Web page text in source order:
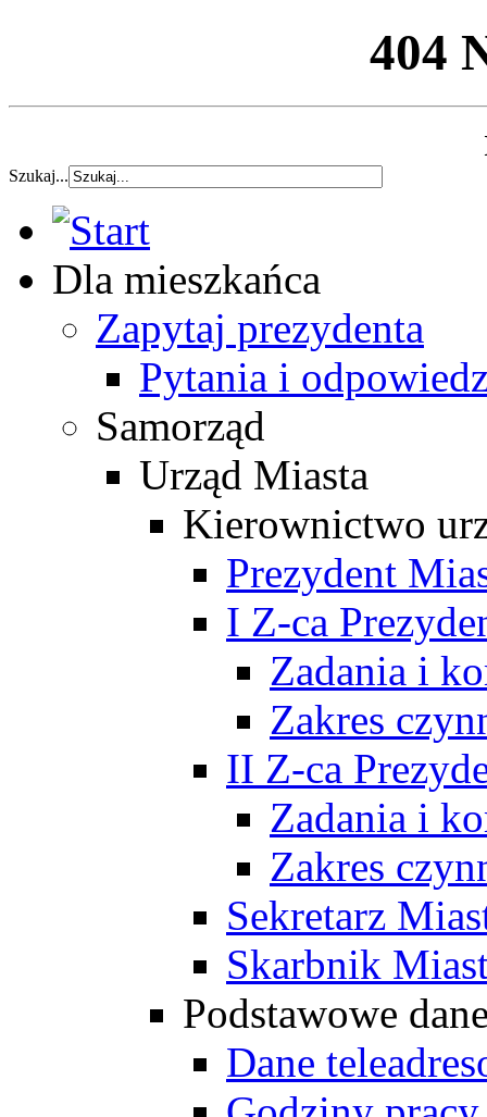
404
Szukaj...
Dla mieszkańca
Zapytaj prezydenta
Pytania i
Samorząd
Urząd Miasta
Kierownictwo
Prezydent
I Z-ca
Zadania i
Zakres
II Z-ca
Zadania i
Zakres
Sekretarz
Skarbnik
Podstawowe
Dane